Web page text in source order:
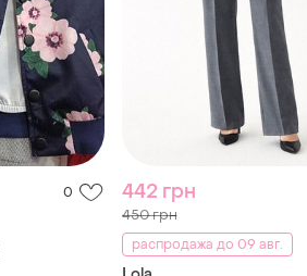
0 442 грн
450 грн
распродажа до 09 авг.